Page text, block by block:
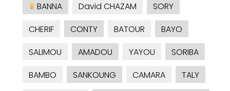
BANNA
David CHAZAM
SORY
CHERIF
CONTY BATOUR
BAYO
SALIMOU
AMADOU YAYOU
SORIBA
BAMBO
SANKOUNG CAMARA
TALY